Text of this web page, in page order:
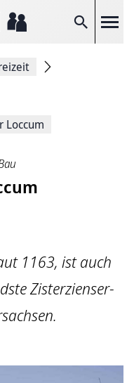
Suche
Loccum
1163, ist auch
Zisterzienser-